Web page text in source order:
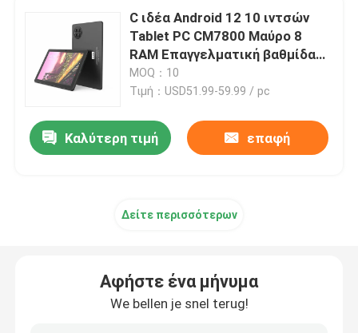
Αρρενωπό PC ταμπλετών
Έξυπνο Tablet PC
Ταμπλέτες με οθόνη αφής
7 ιντσών Tablet PC
C ιδέα Android 12 10 ιντσών
Tablet PC CM7800 Μαύρο 8
RAM Επαγγελματική βαθμίδα
ανάγνωσης Tablet PC με Stylus
CM7800
MOQ：10
Τιμή：USD51.99-59.99 / pc
Καλύτερη τιμή επαφή
Δείτε περισσότερων
Αφήστε ένα μήνυμα
We bellen je snel terug!